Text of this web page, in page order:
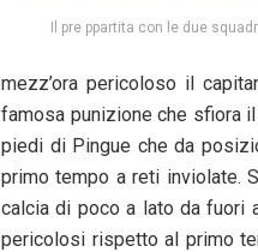
Il pre ppartita con le due
mezz’ora pericoloso il
famosa punizione che sfiora
piedi di Pingue che da
primo tempo a reti inviolate.
calcia di poco a lato da fuori
pericolosi rispetto al primo